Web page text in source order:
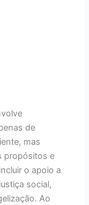
de
mas
propósitos e
o apoio a
social,
Ao